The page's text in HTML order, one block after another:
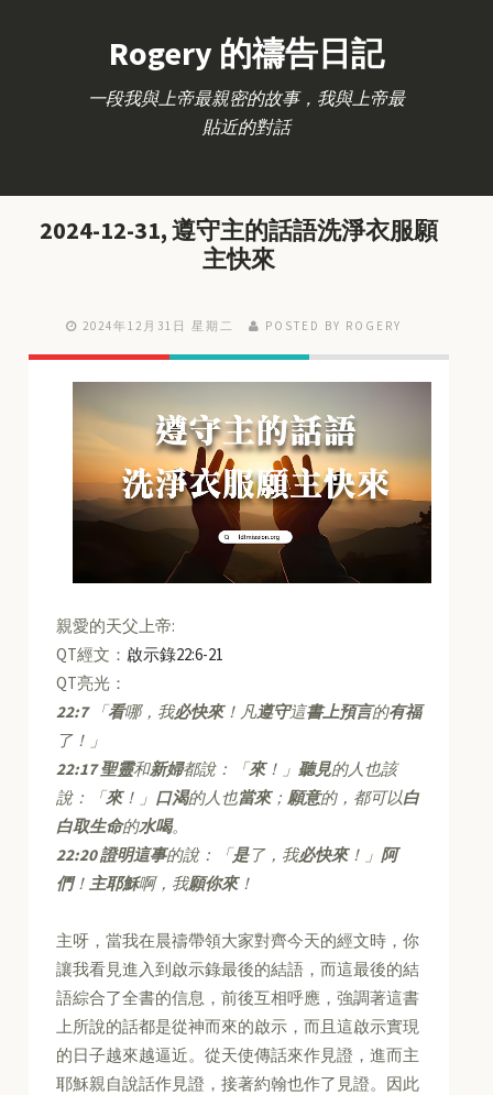
Rogery 的禱告日記
一段我與上帝最親密的故事，我與上帝最
貼近的對話
2024-12-31, 遵守主的話語洗淨衣服願
主快來
2024年12月31日 星期二 POSTED BY ROGERY
親愛的天父上帝:
QT經文： 啟示錄22:6-21
QT亮光：
22:7「看哪，我必快來！凡遵守這書上預言的有福
了！」
22:17 聖靈和新婦都說：「來！」 聽見的人也該
說：「來！」 口渴的人也當來； 願意的，都可以白
白取生命的水喝。
22:20證明這事的說：「是了，我必快來！」 阿
們！ 主耶穌啊，我願你來！
主呀，當我在晨禱帶領大家對齊今天的經文時，你
讓我看見進入到啟示錄最後的結語，而這最後的結
語綜合了全書的信息，前後互相呼應，強調著這書
上所說的話都是從神而來的啟示，而且這啟示實現
的日子越來越逼近。從天使傳話來作見證，進而主
耶穌親自說話作見證，接著約翰也作了見證。因此